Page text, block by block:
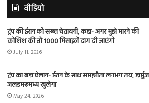
वीडियो
ट्रंप की ईरान को सख्त चेतावनी, कहा- अगर मुझे मारने की
कोशिश की तो 1000 मिसाइलें दाग दी जाएंगी
July 11, 2026
ट्रंप का बड़ा ऐलान- ईरान के साथ समझौता लगभग तय, हार्मुज
जलडमरूमध्य खुलेगा
May 24, 2026